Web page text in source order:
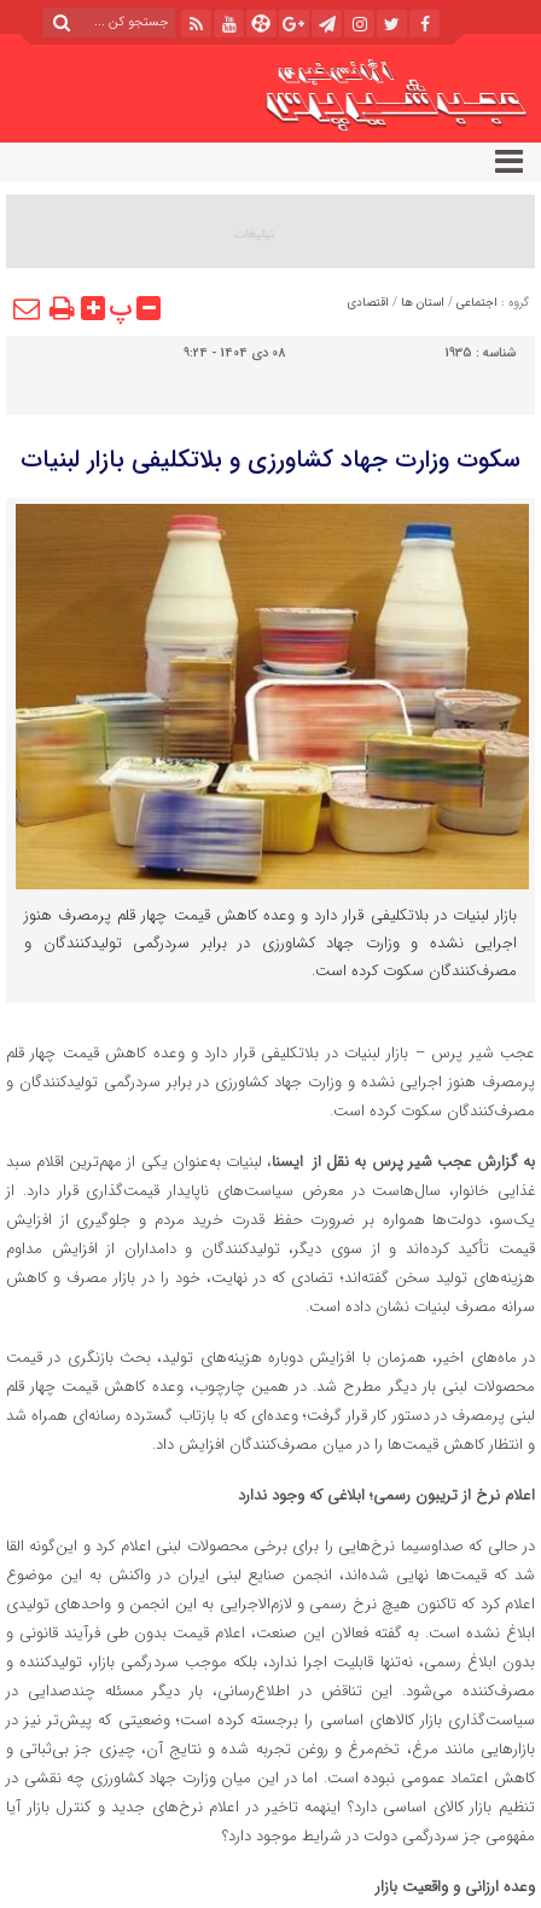
گروه : اجتماعی / استان ها / اقتصادی پ
شناسه : 1935 08 دی 1404 - 9:24
سکوت وزارت جهاد کشاورزی و بلاتکلیفی بازار لبنیات
بازار لبنیات در بلاتکلیفی قرار دارد و وعده کاهش قیمت چهار قلم پرمصرف هنوز
اجرایی نشده و وزارت جهاد کشاورزی در برابر سردرگمی تولیدکنندگان و
مصرف‌کنندگان سکوت کرده است.
عجب شیر پرس – بازار لبنیات در بلاتکلیفی قرار دارد و وعده کاهش قیمت چهار قلم
پرمصرف هنوز اجرایی نشده و وزارت جهاد کشاورزی در برابر سردرگمی تولیدکنندگان و
مصرف‌کنندگان سکوت کرده است.
به گزارش عجب شیر پرس به نقل از ایسنا، لبنیات به‌عنوان یکی از مهم‌ترین اقلام سبد
غذایی خانوار، سال‌هاست در معرض سیاست‌های ناپایدار قیمت‌گذاری قرار دارد. از
یک‌سو، دولت‌ها همواره بر ضرورت حفظ قدرت خرید مردم و جلوگیری از افزایش
قیمت تأکید کرده‌اند و از سوی دیگر، تولیدکنندگان و دامداران از افزایش مداوم
هزینه‌های تولید سخن گفته‌اند؛ تضادی که در نهایت، خود را در بازار مصرف و کاهش
سرانه مصرف لبنیات نشان داده است.
در ماه‌های اخیر، همزمان با افزایش دوباره هزینه‌های تولید، بحث بازنگری در قیمت
محصولات لبنی بار دیگر مطرح شد. در همین چارچوب، وعده کاهش قیمت چهار قلم
لبنی پرمصرف در دستور کار قرار گرفت؛ وعده‌ای که با بازتاب گسترده رسانه‌ای همراه شد
و انتظار کاهش قیمت‌ها را در میان مصرف‌کنندگان افزایش داد.
اعلام نرخ از تریبون رسمی؛ ابلاغی که وجود ندارد
در حالی که صداوسیما نرخ‌هایی را برای برخی محصولات لبنی اعلام کرد و این‌گونه القا
شد که قیمت‌ها نهایی شده‌اند، انجمن صنایع لبنی ایران در واکنش به این موضوع
اعلام کرد که تاکنون هیچ نرخ رسمی و لازم‌الاجرایی به این انجمن و واحدهای تولیدی
ابلاغ نشده است. به گفته فعالان این صنعت، اعلام قیمت بدون طی فرآیند قانونی و
بدون ابلاغ رسمی، نه‌تنها قابلیت اجرا ندارد، بلکه موجب سردرگمی بازار، تولیدکننده و
مصرف‌کننده می‌شود. این تناقض در اطلاع‌رسانی، بار دیگر مسئله چندصدایی در
سیاست‌گذاری بازار کالاهای اساسی را برجسته کرده است؛ وضعیتی که پیش‌تر نیز در
بازارهایی مانند مرغ، تخم‌مرغ و روغن تجربه شده و نتایج آن، چیزی جز بی‌ثباتی و
کاهش اعتماد عمومی نبوده است. اما در این میان وزارت جهاد کشاورزی چه نقشی در
تنظیم بازار کالای اساسی دارد؟ اینهمه تاخیر در اعلام نرخ‌های جدید و کنترل بازار آیا
مفهومی جز سردرگمی دولت در شرایط موجود دارد؟
وعده ارزانی و واقعیت بازار